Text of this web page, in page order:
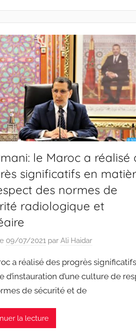
le Maroc a réalisé
significatifs en
des normes de
radiologique et
09/07/2021 parAli Haidar
a réalisé des progrès
d’instauration d’une culture de
de sécurité et de
la lecture